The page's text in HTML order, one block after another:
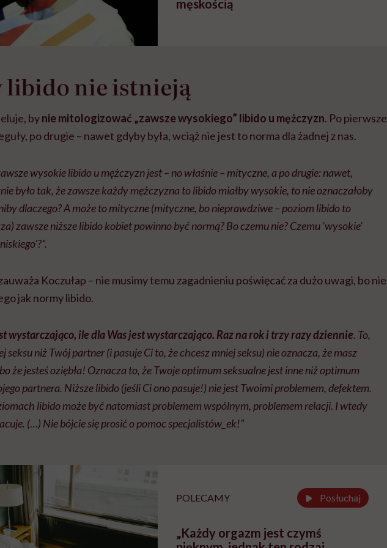
męskością
libido nie istnieją
bynie mitologizować „zawsze wysokiego” libido u mężczyzn. Po pierwsze
po drugie – nawet gdyby była, wciąż nie jest to norma dla żadnej z nas.
wysokie libido u mężczyzn jest – no właśnie – mityczne, a po drugie: nawet,
było tak, że zawsze każdy mężczyzna to libido miałby wysokie, to nie oznaczałoby
dlaczego? A może to mityczne (mityczne, bo nieprawdziwe – poziom libido to
zawsze niższe libido kobiet powinno być normą? Bo czemu nie? Czemu 'wysokie’
Koczułap – nie musimy temu zagadnieniu poświęcać za dużo uwagi, bo nie
jak normy libido.
wystarczająco, ile dla Was jest wystarczająco. Raz na rok i trzy razy dziennie. To,
seksu niż Twój partner (i pasuje Ci to, że chcesz mniej seksu) nie oznacza, że masz
że jesteś oziębła! Oznacza to, że Twoje optimum seksualne jest inne niż optimum
partnera. Niższe libido (jeśli Ci ono pasuje!) nie jest Twoimi problemem, defektem.
libido może być natomiast problemem wspólnym, problemem relacji. I wtedy
(…) Nie bójcie się prosić o pomoc specjalistów_ek!”
POLECAMY Posłuchaj
„Każdy orgazm jest czymś